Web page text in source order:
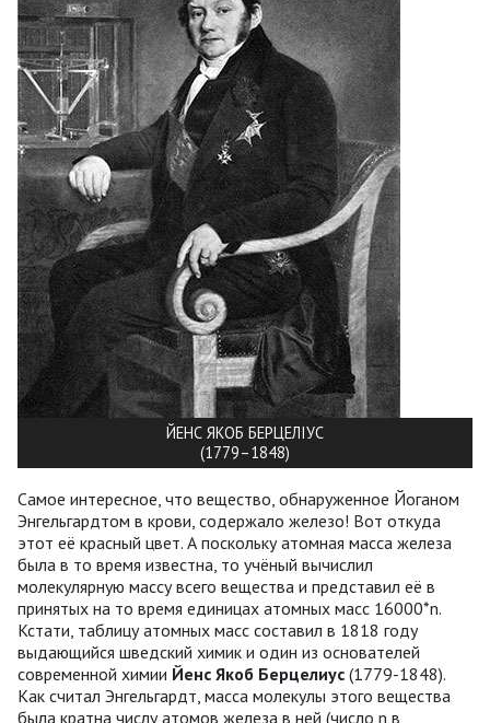
ЙЕНС ЯКОБ БЕРЦЕЛІУС
(1779–1848)
Самое интересное, что вещество, обнаруженное Йоганом
Энгельгардтом в крови, содержало железо! Вот откуда
этот её красный цвет. А поскольку атомная масса железа
была в то время известна, то учёный вычислил
молекулярную массу всего вещества и представил её в
принятых на то время единицах атомных масс 16000*n.
Кстати, таблицу атомных масс составил в 1818 году
выдающийся шведский химик и один из основателей
современной химии Йенс Якоб Берцелиус (1779-1848).
Как считал Энгельгардт, масса молекулы этого вещества
была кратна числу атомов железа в ней (число n в